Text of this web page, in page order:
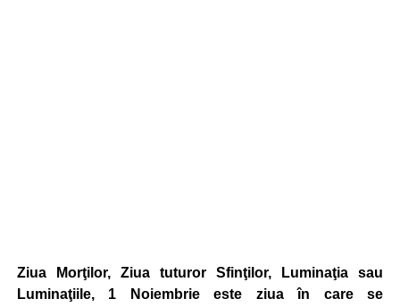
Ziua Morţilor, Ziua tuturor Sfinţilor, Luminaţia sau
Luminaţiile, 1 Noiembrie este ziua în care se